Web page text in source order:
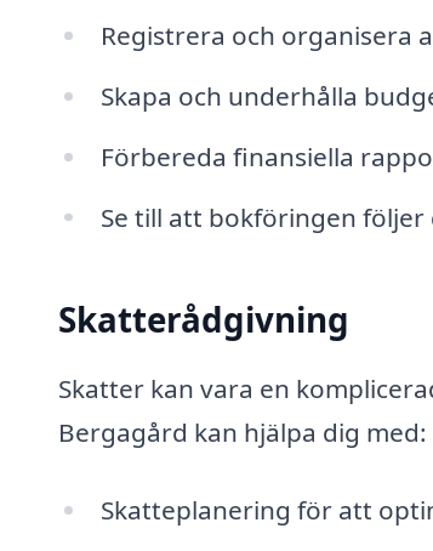
Registrera och organisera
Skapa och underhålla
Förbereda finansiella
Se till att bokföringen följer
Skatterådgivning
Skatter kan vara en
Bergagård kan hjälpa dig med:
Skatteplanering för att